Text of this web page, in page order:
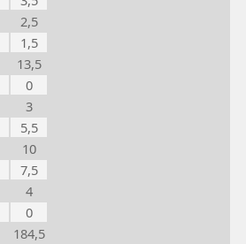
2,5
1,5
13,5
0
3
5,5
10
7,5
4
0
184,5